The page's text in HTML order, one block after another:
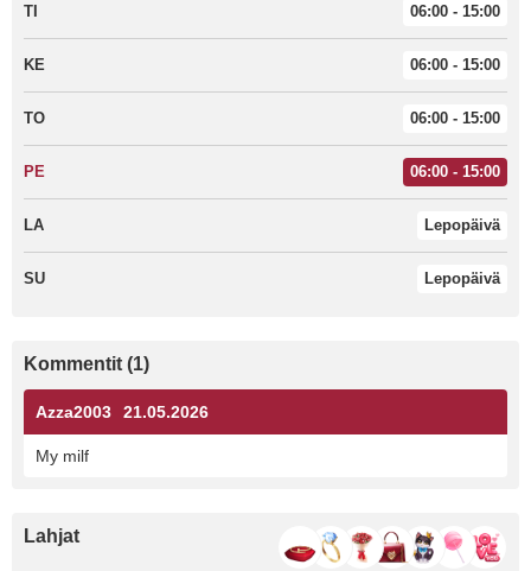
TI 06:00 - 15:00
KE 06:00 - 15:00
TO 06:00 - 15:00
PE 06:00 - 15:00
LA Lepopäivä
SU Lepopäivä
Kommentit (1)
Azza2003 21.05.2026
My milf
Lahjat